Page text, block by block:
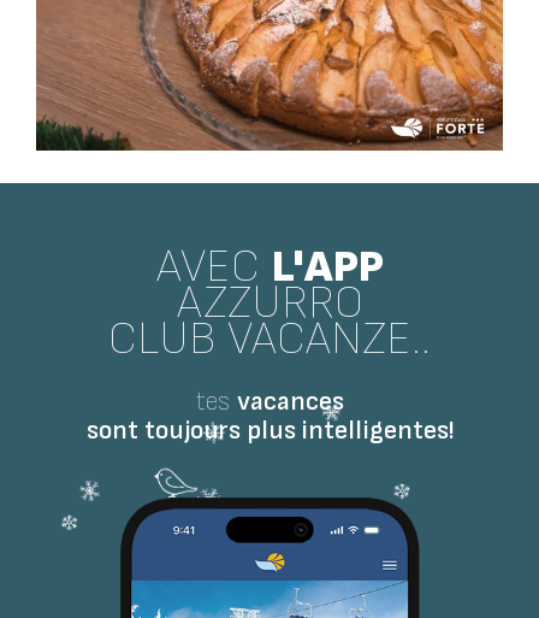
AVEC L'APP
AZZURRO
CLUB VACANZE..
tes vacances
sont toujours plus intelligentes!